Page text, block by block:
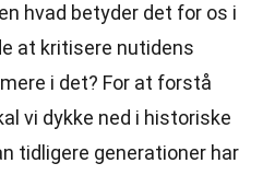
hvad betyder det for os i
at kritisere nutidens
i det? For at forstå
vi dykke ned i historiske
tidligere generationer har